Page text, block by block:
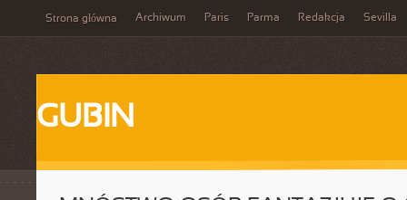
Strona główna Archiwum Paris Parma Redakcja Sevilla
GUBIN